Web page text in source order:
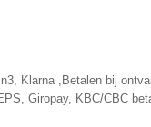
Klarna ,Betalen bij
Giropay, KBC/CBC